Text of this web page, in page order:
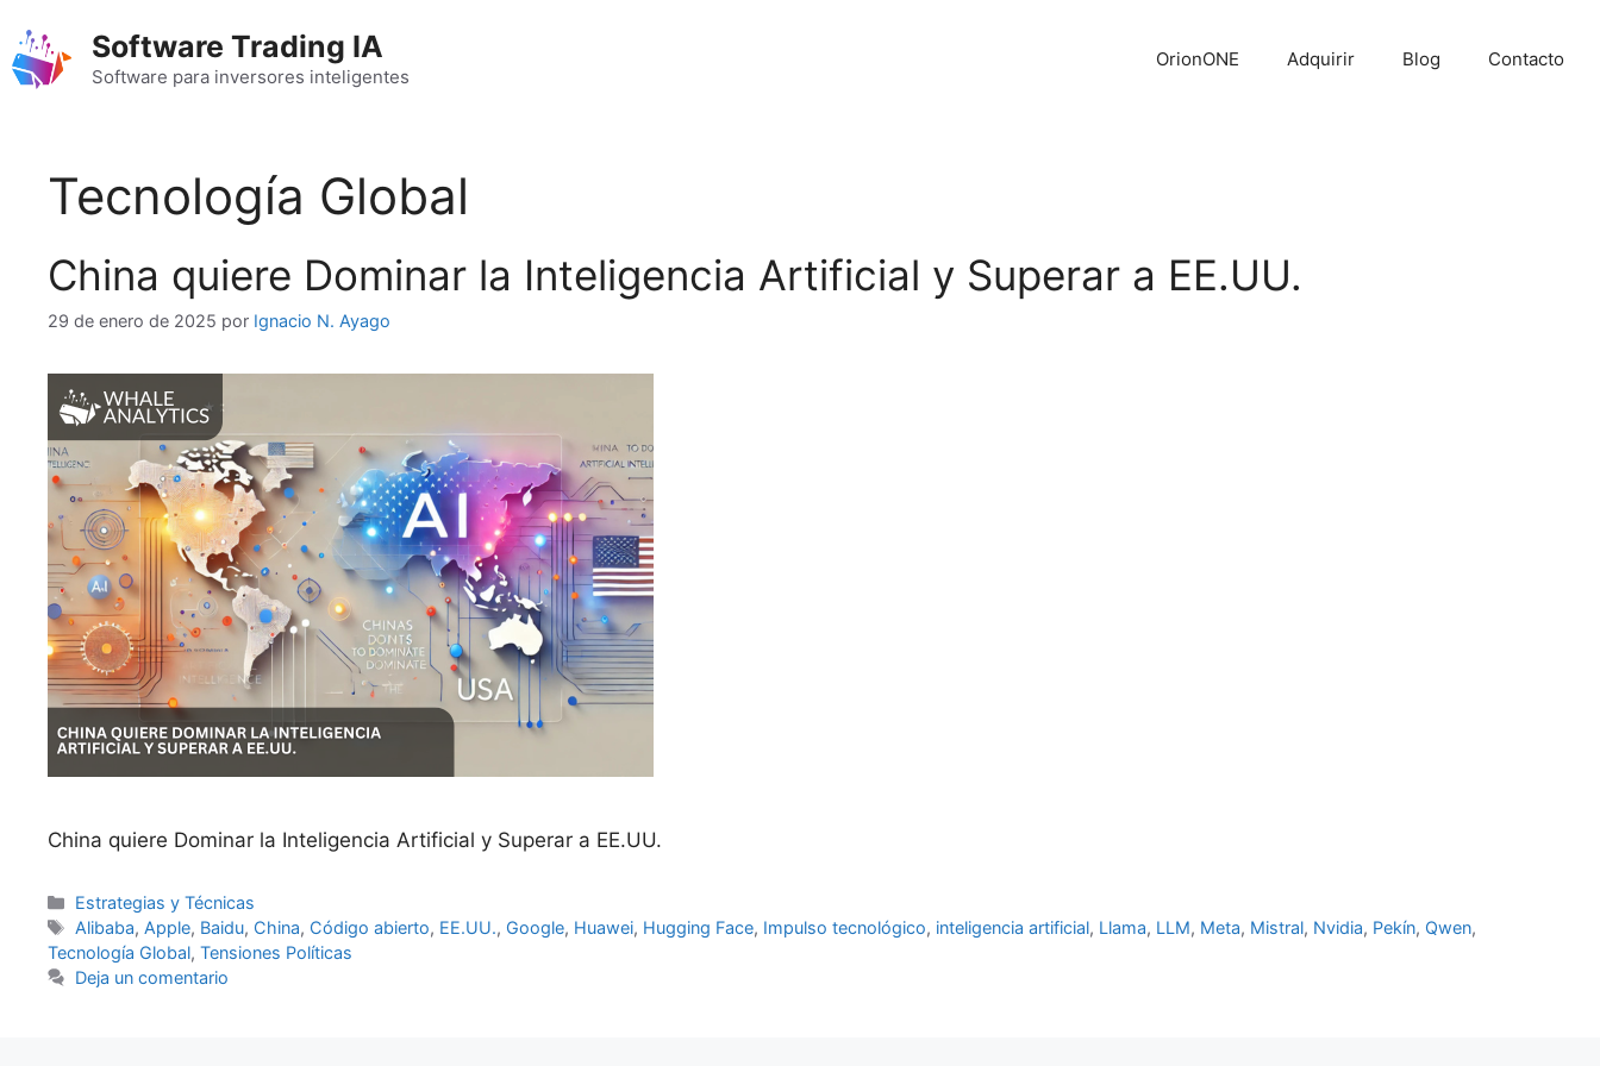
contenido
Software Trading IA
Software para inversores inteligentes
OrionONE Adquirir Blog Contacto
Tecnología Global
China quiere Dominar la Inteligencia Artificial y Superar a EE.UU.
29 de enero de 2025 por Ignacio N. Ayago
China quiere Dominar la Inteligencia Artificial y Superar a EE.UU.
Categorías
Estrategias y Técnicas
Etiquetas
Alibaba, Apple, Baidu, China, Código abierto, EE.UU., Google, Huawei, Hugging Face, Impulso tecnológico, inteligencia artificial, Llama, LLM, Meta, Mistral, Nvidia, Pekín, Qwen,
Tecnología Global, Tensiones Políticas
Deja un comentario